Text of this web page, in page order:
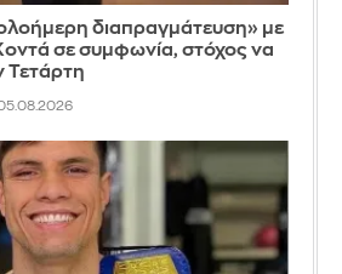
διαπραγμάτευση» με
σε συμφωνία, στόχος να
Τετάρτη